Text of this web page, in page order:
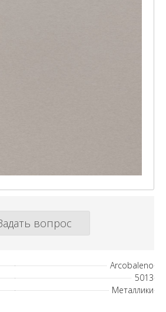
вопрос
Arcobaleno
5013
Металлики